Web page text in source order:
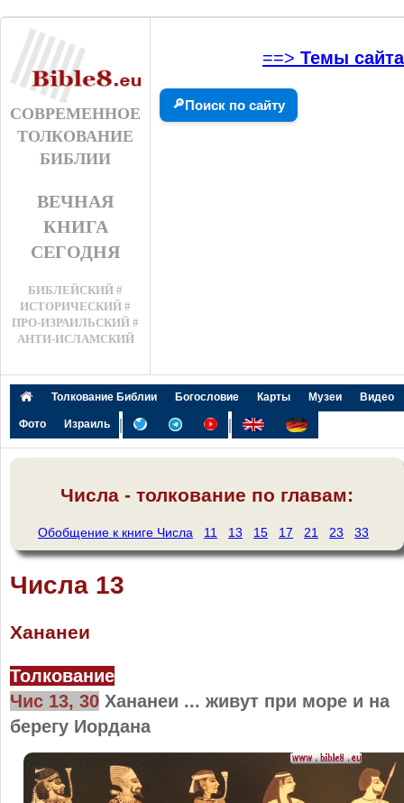
СОВРЕМЕННОЕ
ТОЛКОВАНИЕ
БИБЛИИ
ВЕЧНАЯ
КНИГА
СЕГОДНЯ
БИБЛЕЙСКИЙ #
ИСТОРИЧЕСКИЙ #
ПРО-ИЗРАИЛЬСКИЙ #
АНТИ-ИСЛАМСКИЙ
==> Темы сайта
🔎Поиск по сайту
Толкование Библии Богословие Карты Музеи Видео
Фото Израиль | |
Числа - толкование по главам:
Обобщение к книге Числа 11 13 15 17 21 23 33
Числа 13
Хананеи
Толкование
Чис 13, 30 Хананеи ... живут при море и на
берегу Иордана